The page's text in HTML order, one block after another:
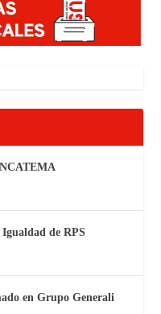
de RPS
en Grupo Generali